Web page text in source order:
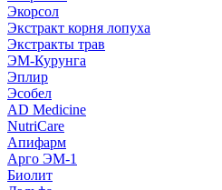
Экорсол
Экстракт корня лопуха
Экстракты трав
ЭМ-Курунга
Эплир
Эсобел
AD Medicine
NutriCare
Апифарм
Арго ЭМ-1
Биолит